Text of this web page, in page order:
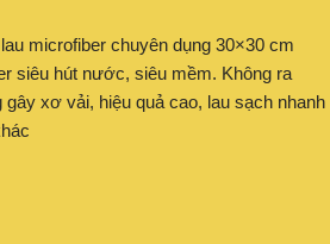
microfiber chuyên dụng 30×30 cm
siêu hút nước, siêu mềm. Không ra
gây xơ vải, hiệu quả cao, lau sạch nhanh